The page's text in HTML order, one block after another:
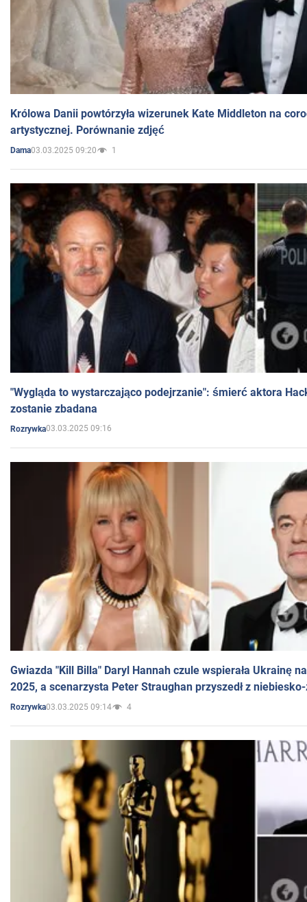
Królowa Danii powtórzyła wizerunek Kate Middleton na
artystycznej. Porównanie zdjęć
Dama03.03.2025 09:20 1
"Wygląda to wystarczająco podejrzanie": śmierć aktora
zostanie zbadana
Rozrywka03.03.2025 09:16
Gwiazda "Kill Billa" Daryl Hannah czule wspierała Ukrainę
2025, a scenarzysta Peter Straughan przyszedł z
Rozrywka03.03.2025 09:14 4